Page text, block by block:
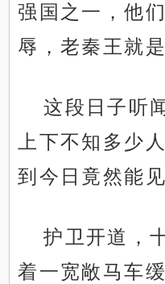
强国之一，他
辱，老秦王就
这段日子听
上下不知多少
到今日竟然能见
护卫开道，
着一宽敞马车